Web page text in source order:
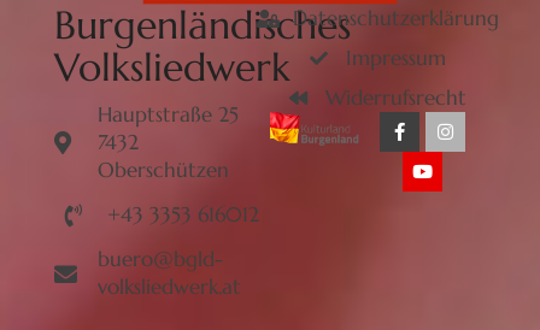
Burgenländisches
Volksliedwerk
Hauptstraße 25
7432
Oberschützen
+43 3353 616012
buero@bgld-
volksliedwerk.at
Datenschutzerklärung
Impressum
Widerrufsrecht